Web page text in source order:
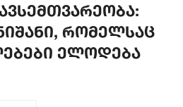
რომელსაც
ელოდება